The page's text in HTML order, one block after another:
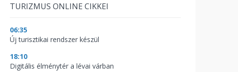
TURIZMUS ONLINE CIKKEI
06:35
Új turisztikai rendszer készül
18:10
Digitális élménytér a lévai várban